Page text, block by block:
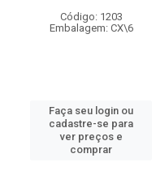
Código: 1203
Embalagem: CX\6
Faça seu login ou
cadastre-se para
ver preços e
comprar